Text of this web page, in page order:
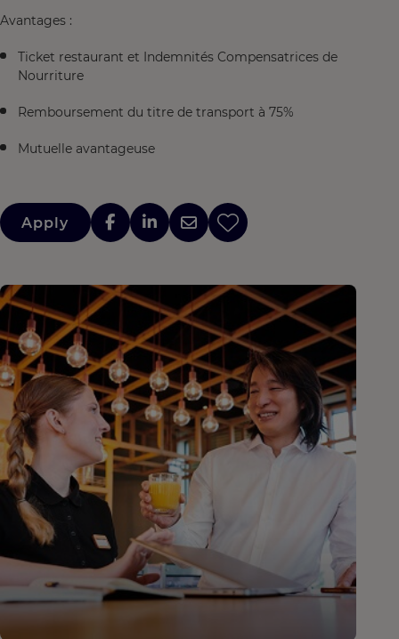
Avantages :
Ticket restaurant et Indemnités Compensatrices de
Nourriture
Remboursement du titre de transport à 75%
Mutuelle avantageuse
Apply